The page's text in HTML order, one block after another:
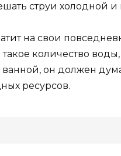
струи холодной
на свои
такое количество
он должен
ресурсов.